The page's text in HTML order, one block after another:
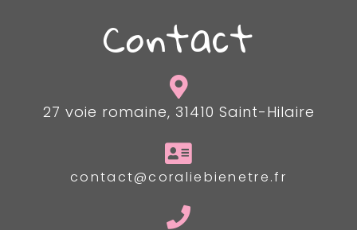
Contact
27 voie romaine, 31410 Saint-Hilaire
contact@coraliebienetre.fr